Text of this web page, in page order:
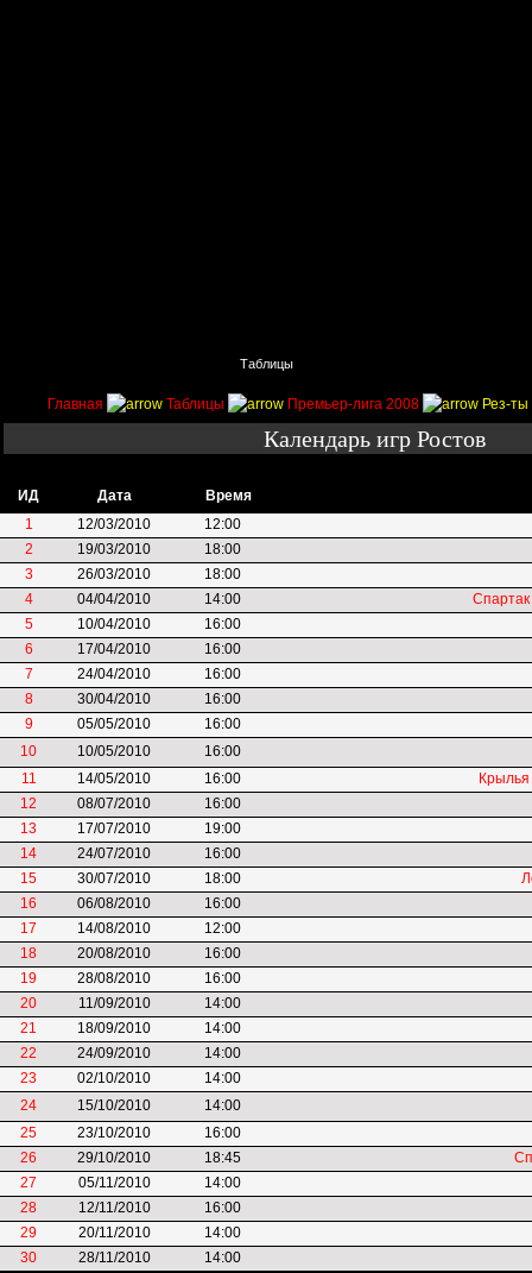
Таблицы
Главная Таблицы Премьер-лига 2008 Рез-ты
Календарь игр Ростов
ИД Дата
Время
1
12/03/2010
12:00
2
19/03/2010
18:00
3
26/03/2010
18:00
4
04/04/2010 14:00
Спартак
5
10/04/2010
16:00
6
17/04/2010
16:00
7
24/04/2010
16:00
8
30/04/2010
16:00
9
05/05/2010
16:00
10
10/05/2010
16:00
11
14/05/2010 16:00
12
08/07/2010
16:00
13
17/07/2010
19:00
14
24/07/2010
16:00
15
30/07/2010 18:00
16
06/08/2010
16:00
17
14/08/2010
12:00
18
20/08/2010
16:00
19
28/08/2010
16:00
20
11/09/2010
14:00
21
18/09/2010
14:00
22
24/09/2010
14:00
23
02/10/2010
14:00
24
15/10/2010
14:00
25
23/10/2010
16:00
26
29/10/2010 18:45
27
05/11/2010
14:00
28
12/11/2010
16:00
29
20/11/2010
14:00
30
28/11/2010 14:00